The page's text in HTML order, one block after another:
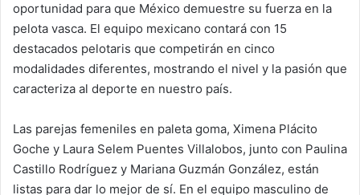
oportunidad para que México demuestre su fuerza en la
pelota vasca. El equipo mexicano contará con 15
destacados pelotaris que competirán en cinco
modalidades diferentes, mostrando el nivel y la pasión que
caracteriza al deporte en nuestro país.
Las parejas femeniles en paleta goma, Ximena Plácito
Goche y Laura Selem Puentes Villalobos, junto con Paulina
Castillo Rodríguez y Mariana Guzmán González, están
listas para dar lo mejor de sí. En el equipo masculino de